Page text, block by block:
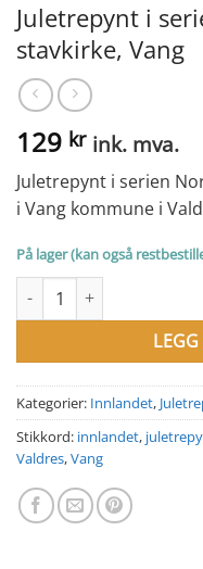
Juletrepynt i
stavkirke, Vang
129 kr ink. mva.
Juletrepynt i serien
i Vang kommune i
På lager (kan også
Juletrepynt i serien
Kategorier: Innlandet,
Stikkord: innlandet,
Valdres,Vang